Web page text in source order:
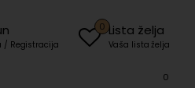
/ Registracija
Lista želja
Vaša lista želja
0
0